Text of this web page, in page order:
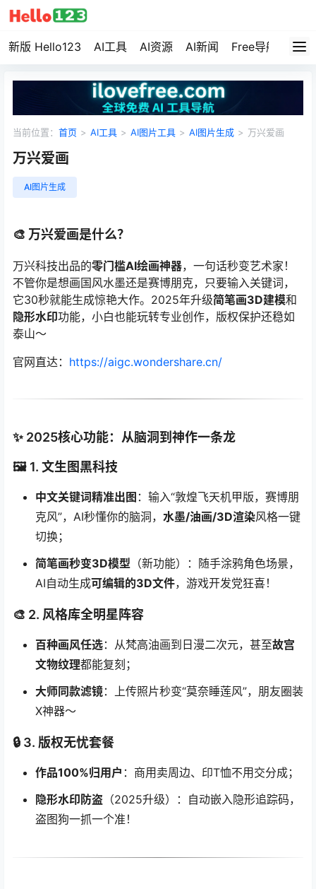
新版 Hello123 AI工具 AI资源 AI新闻 Free导航 资
当前位置： 首页 > AI工具 > AI图片工具 > AI图片生成 > 万兴爱画
万兴爱画
AI图片生成
🎨 万兴爱画是什么？
万兴科技出品的零门槛AI绘画神器，一句话秒变艺术家！
不管你是想画国风水墨还是赛博朋克，只要输入关键词，
它30秒就能生成惊艳大作。2025年升级简笔画3D建模和
隐形水印功能，小白也能玩转专业创作，版权保护还稳如
泰山～
官网直达： https://aigc.wondershare.cn/
✨ 2025核心功能：从脑洞到神作一条龙
🖼️ 1. 文生图黑科技
中文关键词精准出图 ：输入“敦煌飞天机甲版，赛博朋
克风”，AI秒懂你的脑洞， 水墨/油画/3D渲染风格一键
切换；
简笔画秒变3D模型 （新功能）：随手涂鸦角色场景，
AI自动生成可编辑的3D文件，游戏开发党狂喜！
🎨 2. 风格库全明星阵容
百种画风任选：从梵高油画到日漫二次元，甚至故宫
文物纹理都能复刻；
大师同款滤镜：上传照片秒变“莫奈睡莲风”，朋友圈装
X神器～
🔒 3. 版权无忧套餐
作品100%归用户 ：商用卖周边、印T恤不用交分成；
隐形水印防盗 （2025升级）：自动嵌入隐形追踪码，
盗图狗一抓一个准！